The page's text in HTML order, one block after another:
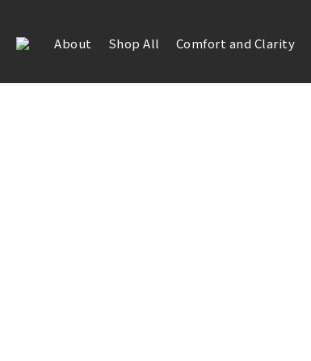
About Shop All Comfort and Clarity